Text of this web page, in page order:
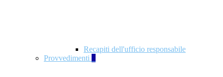
Recapiti dell'ufficio responsabile
Provvedimenti 3